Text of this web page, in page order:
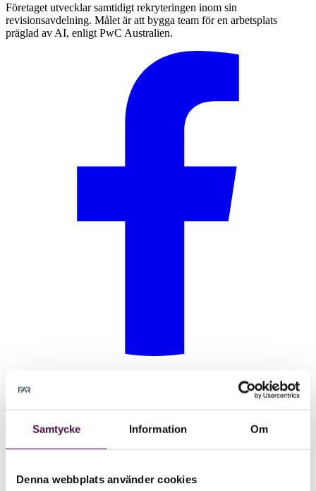
Samtycke Information Om
Denna webbplats använder cookies
Företaget utvecklar samtidigt rekryteringen inom sin
revisionsavdelning. Målet är att bygga team för en arbetsplats
präglad av AI, enligt PwC Australien.